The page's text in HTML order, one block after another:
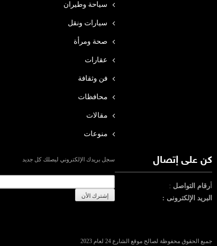
سياحة وطيران
سيارات ونقل
صحة ومرأة
عقارات
فن وثقافة
محافظات
مقالات
منوعات
كن على إتصال
رقام التواصل :
البريد الإلكترونى :
سجل بريدك الإلكتروني ليصلك كل جديد
جميع الحقوق محفوظة لصالح موقع الشارع 24 لعام 2023